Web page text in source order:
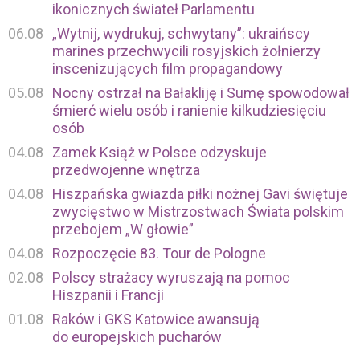
ikonicznych świateł Parlamentu
06.08
„Wytnij, wydrukuj, schwytany”: ukraińscy
marines przechwycili rosyjskich żołnierzy
inscenizujących film propagandowy
05.08
Nocny ostrzał na Bałakliję i Sumę spowodował
śmierć wielu osób i ranienie kilkudziesięciu
osób
04.08
Zamek Książ w Polsce odzyskuje
przedwojenne wnętrza
04.08
Hiszpańska gwiazda piłki nożnej Gavi świętuje
zwycięstwo w Mistrzostwach Świata polskim
przebojem „W głowie”
04.08
Rozpoczęcie 83. Tour de Pologne
02.08
Polscy strażacy wyruszają na pomoc
Hiszpanii i Francji
01.08
Raków i GKS Katowice awansują
do europejskich pucharów